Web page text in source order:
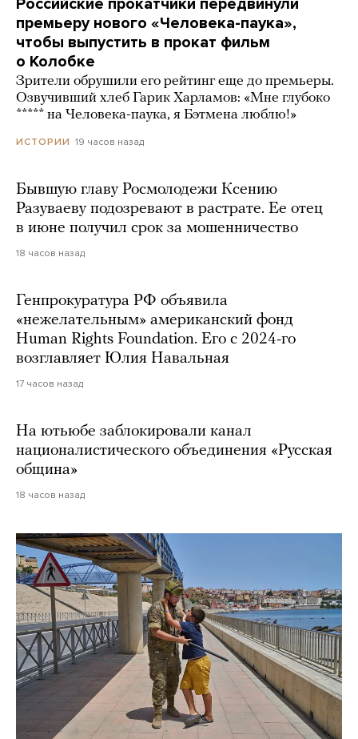
Российские прокатчики передвинули
премьеру нового «Человека-паука»,
чтобы выпустить в прокат фильм
о Колобке
Зрители обрушили его рейтинг еще до премьеры.
Озвучивший хлеб Гарик Харламов: «Мне глубоко
***** на Человека-паука, я Бэтмена люблю!»
ИСТОРИИ 19 часов назад
Бывшую главу Росмолодежи Ксению
Разуваеву подозревают в растрате. Ее отец
в июне получил срок за мошенничество
18 часов назад
Генпрокуратура РФ объявила
«нежелательным» американский фонд
Human Rights Foundation. Его с 2024-го
возглавляет Юлия Навальная
17 часов назад
На ютьюбе заблокировали канал
националистического объединения «Русская
община»
18 часов назад